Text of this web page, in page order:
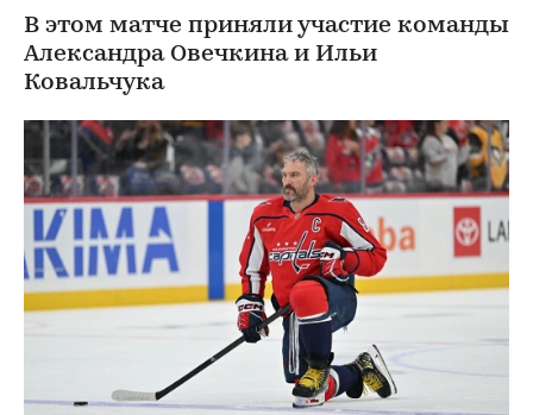
В этом матче приняли участие команды
Александра Овечкина и Ильи
Ковальчука